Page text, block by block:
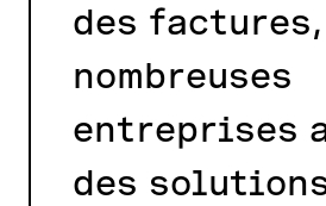
des factures,
nombreuses
entreprises
des